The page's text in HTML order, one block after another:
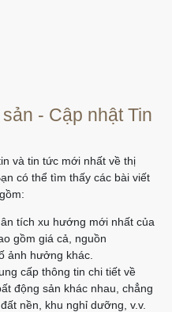
- Cập nhật Tin
và tin tức mới nhất về thị
có thể tìm thấy các bài viết
tích xu hướng mới nhất của
gồm giá cả, nguồn
ảnh hưởng khác.
cấp thông tin chi tiết về
động sản khác nhau, chẳng
nền, khu nghỉ dưỡng, v.v.